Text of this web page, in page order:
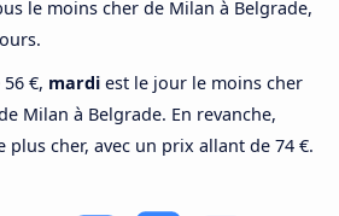
le moins cher de Milan à Belgrade,
€, mardi est le jour le moins cher
Milan à Belgrade. En revanche,
plus cher, avec un prix allant de 74 €.